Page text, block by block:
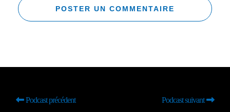
Podcast précédent Podcast suivant